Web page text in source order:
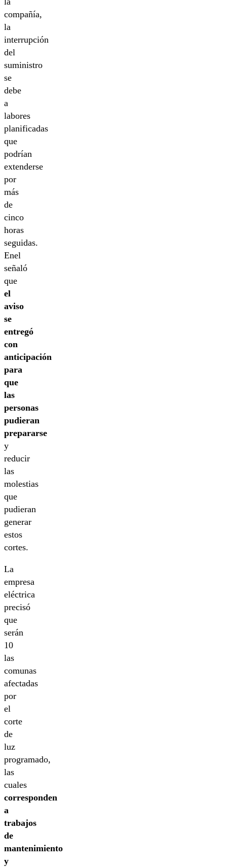
compañía,
la
interrupción
del
suministro
se
debe
a
labores
planificadas
que
podrían
extenderse
por
más
de
cinco
horas
seguidas.
Enel
señaló
que
el
aviso
se
entregó
con
anticipación
para
que
las
personas
pudieran
prepararse
y
reducir
las
molestias
que
pudieran
generar
estos
cortes.
La
empresa
eléctrica
precisó
que
serán
10
las
comunas
afectadas
por
el
corte
de
luz
programado,
las
cuales
corresponden
a
trabajos
de
mantenimiento
y